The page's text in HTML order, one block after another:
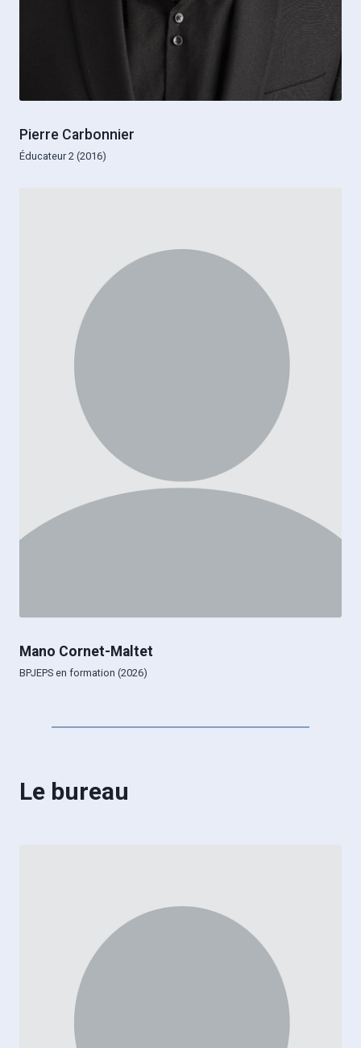
Pierre Carbonnier
Éducateur 2 (2016)
Mano Cornet-Maltet
BPJEPS en formation (2026)
Le bureau